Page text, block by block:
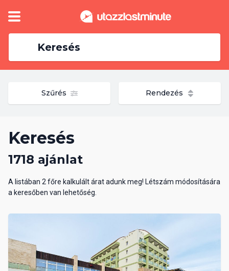
Keresés
Szűrés Rendezés
Keresés
1718 ajánlat
A listában 2 főre kalkulált árat adunk meg! Létszám módosítására
a keresőben van lehetőség.